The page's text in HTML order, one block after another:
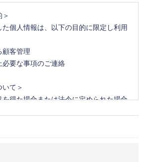
個人情報は、以下の目的に限定し利用
顧客管理
必要な事項のご連絡
て＞
得た場合または法令に定められた場合
者に提供することはいたしません。